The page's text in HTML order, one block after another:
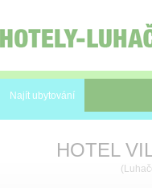
Najít ubytování
HOTEL